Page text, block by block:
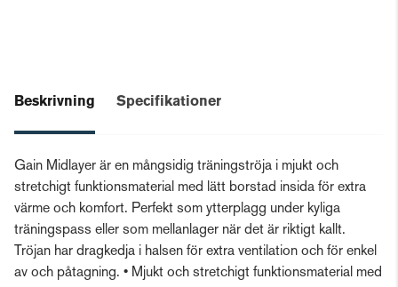
Beskrivning Specifikationer
Gain Midlayer är en mångsidig träningströja i mjukt och
stretchigt funktionsmaterial med lätt borstad insida för extra
värme och komfort. Perfekt som ytterplagg under kyliga
träningspass eller som mellanlager när det är riktigt kallt.
Tröjan har dragkedja i halsen för extra ventilation och för enkel
av och påtagning. • Mjukt och stretchigt funktionsmaterial med